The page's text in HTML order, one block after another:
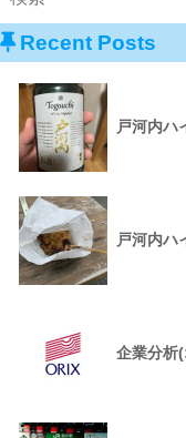
Recent Posts
戸河内ハ
戸河内ハ
企業分析